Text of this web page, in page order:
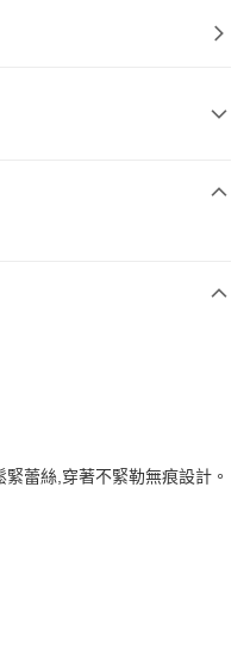
費
費
蕾絲,穿著不緊勒無痕設計。